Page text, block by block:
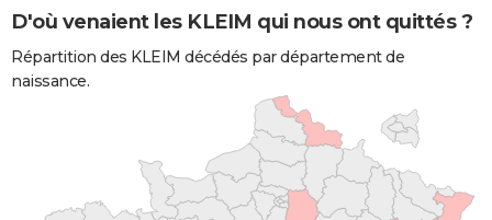
D'où venaient les KLEIM qui nous ont quittés ?
Répartition des KLEIM décédés par département de
naissance.